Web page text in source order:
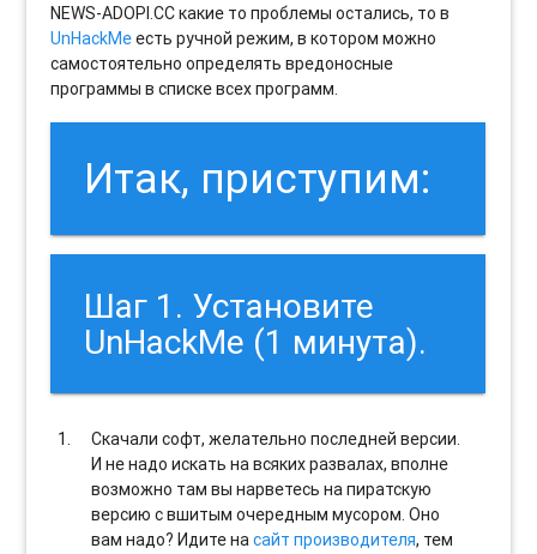
NEWS-ADOPI.CC какие то проблемы остались, то в
UnHackMeесть ручной режим, в котором можно
самостоятельно определять вредоносные
программы в списке всех программ.
Итак, приступим:
Шаг 1. Установите
UnHackMe (1 минута).
Скачали софт, желательно последней версии.
И не надо искать на всяких развалах, вполне
возможно там вы нарветесь на пиратскую
версию с вшитым очередным мусором. Оно
вам надо? Идите насайт производителя, тем